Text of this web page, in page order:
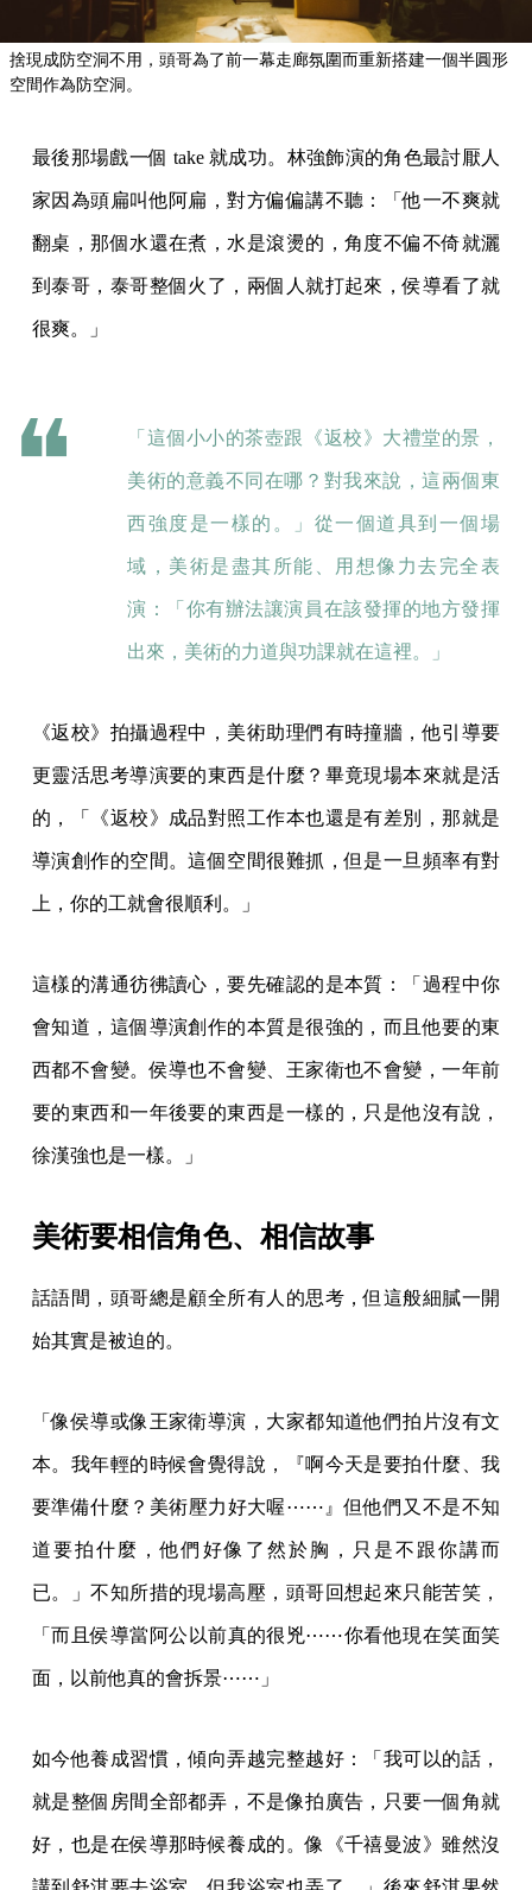
捨現成防空洞不用，頭哥為了前一幕走廊氛圍而重新搭建一個半圓形
空間作為防空洞。
最後那場戲一個 take 就成功。林強飾演的角色最討厭人
家因為頭扁叫他阿扁，對方偏偏講不聽：「他一不爽就
翻桌，那個水還在煮，水是滾燙的，角度不偏不倚就灑
到泰哥，泰哥整個火了，兩個人就打起來，侯導看了就
很爽。」
「這個小小的茶壺跟《返校》大禮堂的景，
美術的意義不同在哪？對我來說，這兩個東
西強度是一樣的。」從一個道具到一個場
域，美術是盡其所能、用想像力去完全表
演：「你有辦法讓演員在該發揮的地方發揮
出來，美術的力道與功課就在這裡。」
《返校》拍攝過程中，美術助理們有時撞牆，他引導要
更靈活思考導演要的東西是什麼？畢竟現場本來就是活
的，「《返校》成品對照工作本也還是有差別，那就是
導演創作的空間。這個空間很難抓，但是一旦頻率有對
上，你的工就會很順利。」
這樣的溝通彷彿讀心，要先確認的是本質：「過程中你
會知道，這個導演創作的本質是很強的，而且他要的東
西都不會變。侯導也不會變、王家衛也不會變，一年前
要的東西和一年後要的東西是一樣的，只是他沒有說，
徐漢強也是一樣。」
美術要相信角色、相信故事
話語間，頭哥總是顧全所有人的思考，但這般細膩一開
始其實是被迫的。
「像侯導或像王家衛導演，大家都知道他們拍片沒有文
本。我年輕的時候會覺得說，『啊今天是要拍什麼、我
要準備什麼？美術壓力好大喔⋯⋯』但他們又不是不知
道要拍什麼，他們好像了然於胸，只是不跟你講而
已。」不知所措的現場高壓，頭哥回想起來只能苦笑，
「而且侯導當阿公以前真的很兇⋯⋯你看他現在笑面笑
面，以前他真的會拆景⋯⋯」
如今他養成習慣，傾向弄越完整越好：「我可以的話，
就是整個房間全部都弄，不是像拍廣告，只要一個角就
好，也是在侯導那時候養成的。像《千禧曼波》雖然沒